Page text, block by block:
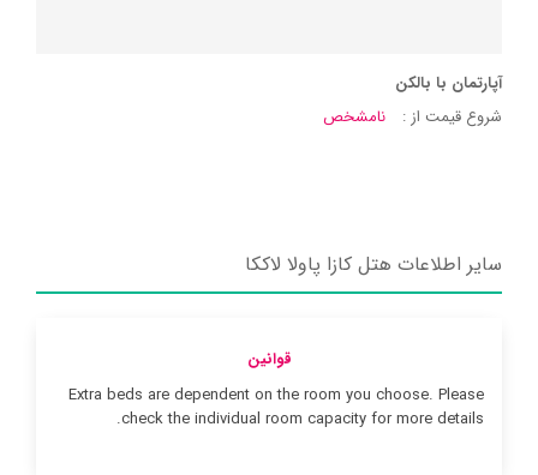
آپارتمان با بالکن
شروع قیمت از :
نامشخص
سایر اطلاعات هتل کازا پاولا لاککا
قوانین
Extra beds are dependent on the room you choose. Please
check the individual room capacity for more details.